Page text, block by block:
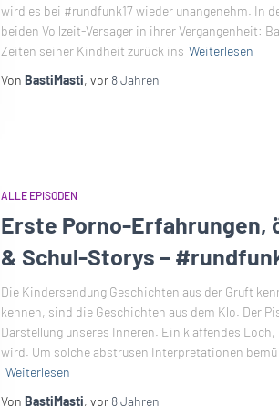
wird es bei #rundfunk17 wieder unangenehm. In
beiden Vollzeit-Versager in ihrer Vergangenheit:
Zeiten seiner Kindheit zurück ins Weiterlesen
Von BastiMasti, vor 8 Jahren
ALLE EPISODEN
Erste Porno-
& Schul-Storys –
Die Kindersendung Geschichten aus der Gruft
kennen, sind die Geschichten aus dem Klo. Der
Darstellung unseres Inneren. Ein klaffendes
wird. Um solche abstrusen Interpretationen
Weiterlesen
Von BastiMasti, vor 8 Jahren